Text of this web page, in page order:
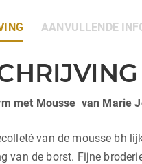
AANVULLENDE
met Mousse van Marie
van de mousse bh
van de borst. Fijne